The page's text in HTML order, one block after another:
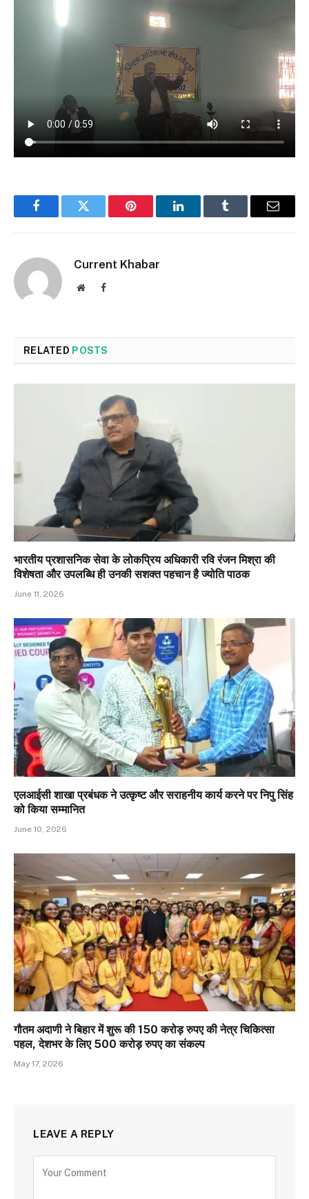
FacebookTwitter Pinterest LinkedInTumblr Email
Current Khabar
WebsiteFacebook
RELATED POSTS
भारतीय प्रशासनिक सेवा के लोकप्रिय अधिकारी रवि रंजन मिश्रा की
विशेषता और उपलब्धि ही उनकी सशक्त पहचान है ज्योति पाठक
June 11, 2026
एलआईसी शाखा प्रबंधक ने उत्कृष्ट और सराहनीय कार्य करने पर निपु सिंह
को किया सम्मानित
June 10, 2026
गौतम अदाणी ने बिहार में शुरू की 150 करोड़ रुपए की नेत्र चिकित्सा
पहल, देशभर के लिए 500 करोड़ रुपए का संकल्प
May 17, 2026
LEAVE A REPLY